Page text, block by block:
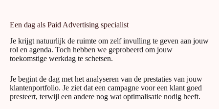
Een dag als Paid Advertising specialist
Je krijgt natuurlijk de ruimte om zelf invulling te geven aan jouw
rol en agenda. Toch hebben we geprobeerd om jouw
toekomstige werkdag te schetsen.
Je begint de dag met het analyseren van de prestaties van jouw
klantenportfolio. Je ziet dat een campagne voor een klant goed
presteert, terwijl een andere nog wat optimalisatie nodig heeft.